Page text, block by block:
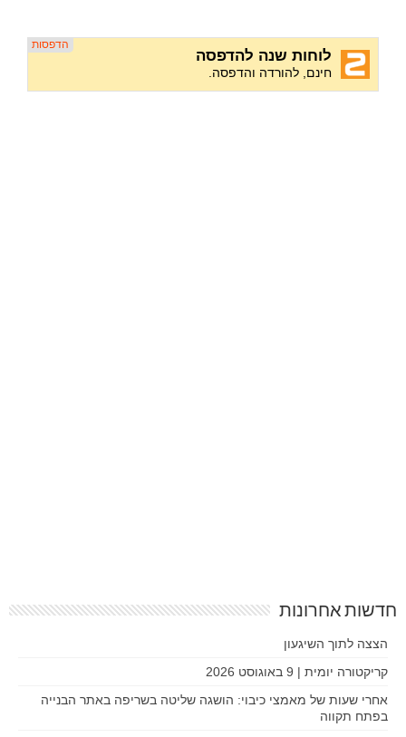
חדשות אחרונות
הצצה לתוך השיגעון
קריקטורה יומית | 9 באוגוסט 2026
אחרי שעות של מאמצי כיבוי: הושגה שליטה בשריפה באתר הבנייה
בפתח תקווה